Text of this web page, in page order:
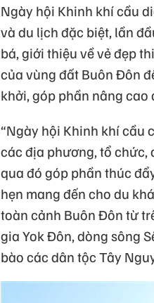
Ngày hội Khinh khí cầu
và du lịch đặc biệt, lần
bá, giới thiệu về vẻ đẹp
của vùng đất Buôn Đôn
khởi, góp phần nâng
“Ngày hội Khinh khí cầu
các địa phương, tổ chức,
qua đó góp phần thúc
hẹn mang đến cho du
toàn cảnh Buôn Đôn từ
gia Yok Đôn, dòng sông
bào các dân tộc Tây